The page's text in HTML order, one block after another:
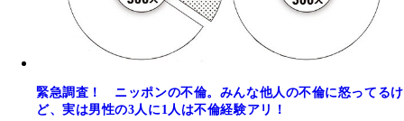
緊急調査！ ニッポンの不倫。みんな他人の不倫に怒ってるけ
ど、実は男性の3人に1人は不倫経験アリ！